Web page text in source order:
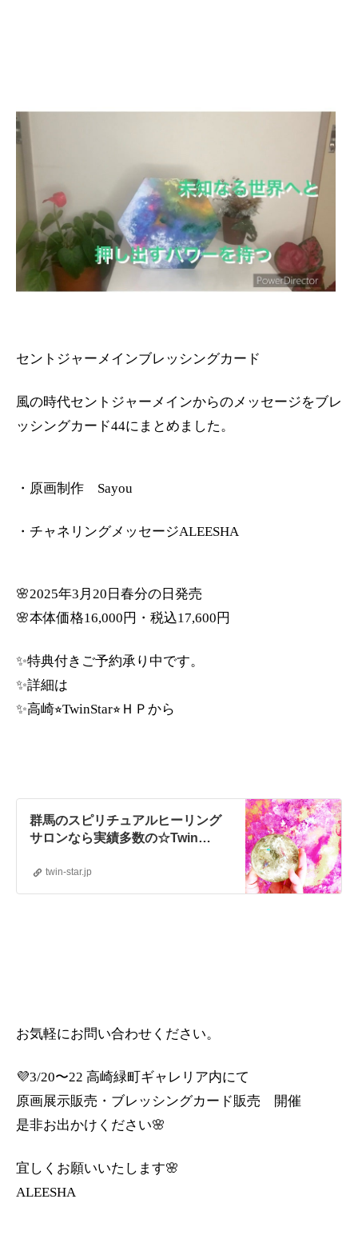
セントジャーメインブレッシングカード
風の時代セントジャーメインからのメッセージをブレ
ッシングカード44にまとめました。
・原画制作 Sayou
・チャネリングメッセージALEESHA
🌸2025年3月20日春分の日発売
🌸本体価格16,000円・税込17,600円
✨特典付きご予約承り中です。
✨詳細は
✨高崎⭐︎TwinStar⭐︎ＨＰから
群馬のスピリチュアルヒーリング
サロンなら実績多数の☆Twin
輝かしく
twin-star.jp
お気軽にお問い合わせください。
💜3/20〜22 高崎緑町ギャレリア内にて
原画展示販売・ブレッシングカード販売 開催
是非お出かけください🌸
宜しくお願いいたします🌸
ALEESHA